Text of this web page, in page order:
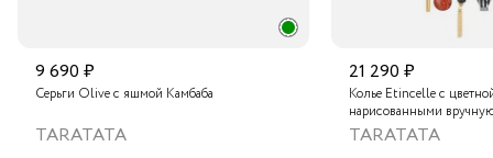
9 690 ₽
Серьги Olive с яшмой Камбаба
TARATATA
21 290 ₽
Колье Etincelle с
нарисованными
слюдяным порошком,
стеклянными бусинам
TARATATA